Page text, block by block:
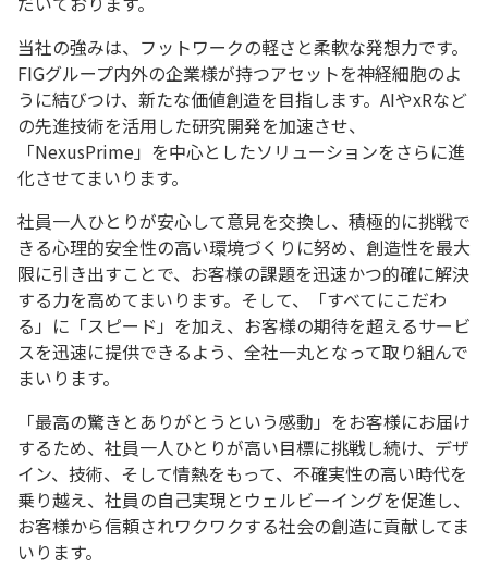
当社の強みは、フットワークの軽さと柔軟な発想力です。
FIGグループ内外の企業様が持つアセットを神経細胞のよ
うに結びつけ、新たな価値創造を目指します。AIやxRなど
の先進技術を活用した研究開発を加速させ、
「NexusPrime」を中心としたソリューションをさらに進
化させてまいります。
社員一人ひとりが安心して意見を交換し、積極的に挑戦で
きる心理的安全性の高い環境づくりに努め、創造性を最大
限に引き出すことで、お客様の課題を迅速かつ的確に解決
する力を高めてまいります。そして、「すべてにこだわ
る」に「スピード」を加え、お客様の期待を超えるサービ
スを迅速に提供できるよう、全社一丸となって取り組んで
まいります。
「最高の驚きとありがとうという感動」をお客様にお届け
するため、社員一人ひとりが高い目標に挑戦し続け、デザ
イン、技術、そして情熱をもって、不確実性の高い時代を
乗り越え、社員の自己実現とウェルビーイングを促進し、
お客様から信頼されワクワクする社会の創造に貢献してま
いります。